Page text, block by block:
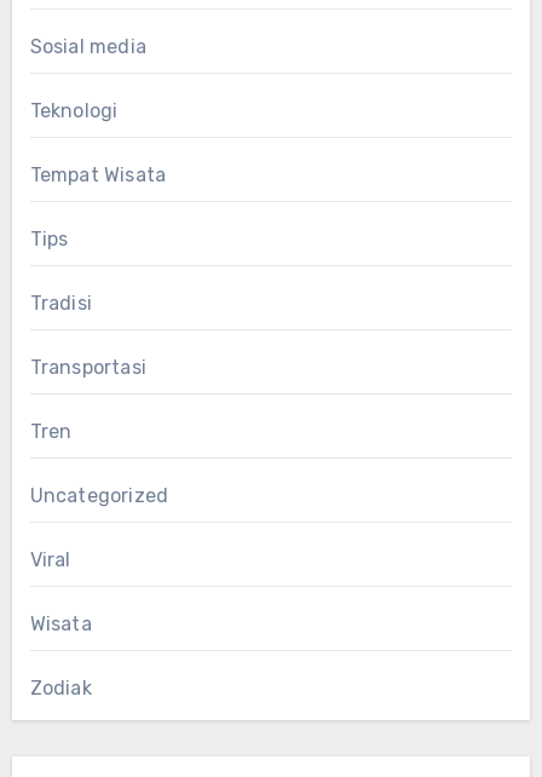
Sosial media
Teknologi
Tempat Wisata
Tips
Tradisi
Transportasi
Tren
Uncategorized
Viral
Wisata
Zodiak